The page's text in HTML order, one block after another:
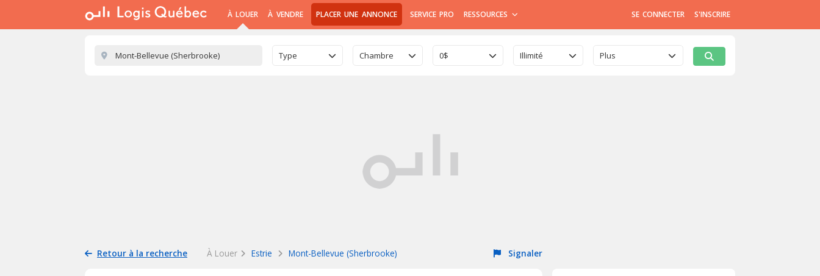
À LOUER À VENDRE PLACER UNE ANNONCE SERVICE PRO RESSOURCES SE CONNECTER S'INSCRIRE
Type Chambre 0$ Illimité Plus
Retour à la recherche À Louer Estrie Mont-Bellevue (Sherbrooke) Signaler